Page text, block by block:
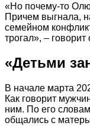
«Но почему-то
Причем выгнала,
семейном
трогал», – говорит
«Детьми
В начале марта
Как говорит
ним. По его
общались с